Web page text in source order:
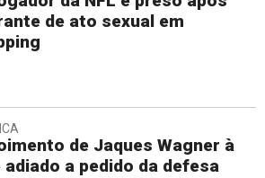
de ato sexual em
de Jaques Wagner à
adiado a pedido da defesa